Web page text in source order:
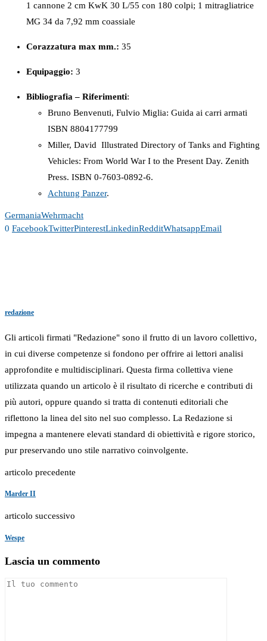
1 cannone 2 cm KwK 30 L/55 con 180 colpi; 1 mitragliatrice
MG 34 da 7,92 mm coassiale
Corazzatura max mm.: 35
Equipaggio: 3
Bibliografia – Riferimenti:
Bruno Benvenuti, Fulvio Miglia: Guida ai carri armati
ISBN 8804177799
Miller, David Illustrated Directory of Tanks and Fighting
Vehicles: From World War I to the Present Day. Zenith
Press. ISBN 0-7603-0892-6.
Achtung Panzer.
GermaniaWehrmacht
0 FacebookTwitterPinterestLinkedinRedditWhatsappEmail
redazione
Gli articoli firmati "Redazione" sono il frutto di un lavoro collettivo,
in cui diverse competenze si fondono per offrire ai lettori analisi
approfondite e multidisciplinari. Questa firma collettiva viene
utilizzata quando un articolo è il risultato di ricerche e contributi di
più autori, oppure quando si tratta di contenuti editoriali che
riflettono la linea del sito nel suo complesso. La Redazione si
impegna a mantenere elevati standard di obiettività e rigore storico,
pur preservando uno stile narrativo coinvolgente.
articolo precedente
Marder II
articolo successivo
Wespe
Lascia un commento